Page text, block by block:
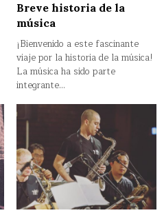
Breve historia de la
música
¡Bienvenido a este fascinante
viaje por la historia de la música!
La música ha sido parte
integrante…